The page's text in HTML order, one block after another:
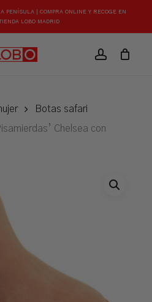
PENÍSULA | COMPRA ONLINE Y RECOGE EN
LOBO MADRID
account
Cart
Botas safari
Chelsea con